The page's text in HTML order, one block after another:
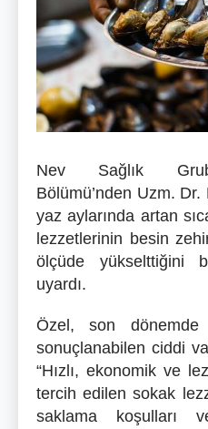
Nev Sağlık
Bölümü’nden Uzm.
yaz aylarında artan
lezzetlerinin besin
ölçüde yükselttiğini
uyardı.
Özel, son
sonuçlanabilen ciddi
“Hızlı, ekonomik ve
tercih edilen sokak
saklama koşulları